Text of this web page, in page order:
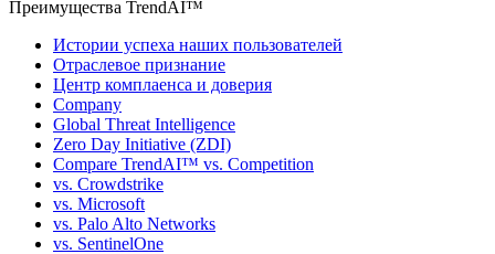
Преимущества TrendAI™
Истории успеха наших пользователей
Отраслевое признание
Центр комплаенса и доверия
Company
Global Threat Intelligence
Zero Day Initiative (ZDI)
Compare TrendAI™ vs. Competition
vs. Crowdstrike
vs. Microsoft
vs. Palo Alto Networks
vs. SentinelOne